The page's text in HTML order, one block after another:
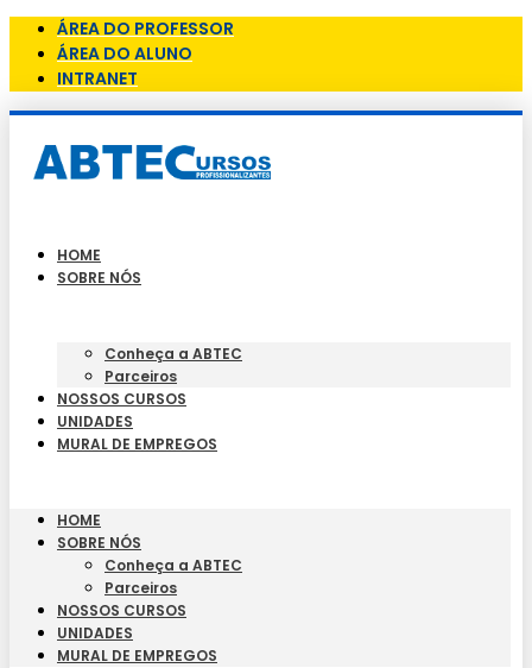
ÁREA DO PROFESSOR
ÁREA DO ALUNO
INTRANET
HOME
SOBRE NÓS
Conheça a ABTEC
Parceiros
NOSSOS CURSOS
UNIDADES
MURAL DE EMPREGOS
HOME
SOBRE NÓS
Conheça a ABTEC
Parceiros
NOSSOS CURSOS
UNIDADES
MURAL DE EMPREGOS